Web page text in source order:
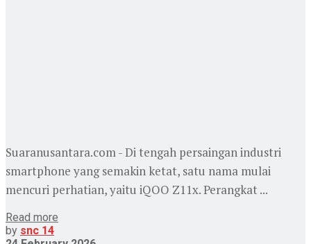
Suaranusantara.com - Di tengah persaingan industri
smartphone yang semakin ketat, satu nama mulai
mencuri perhatian, yaitu iQOO Z11x. Perangkat ...
Read more
by snc 14